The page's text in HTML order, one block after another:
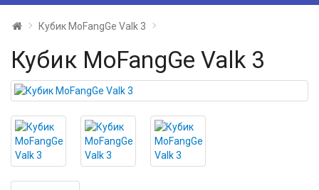
Кубик MoFangGe Valk 3
Кубик MoFangGe Valk 3